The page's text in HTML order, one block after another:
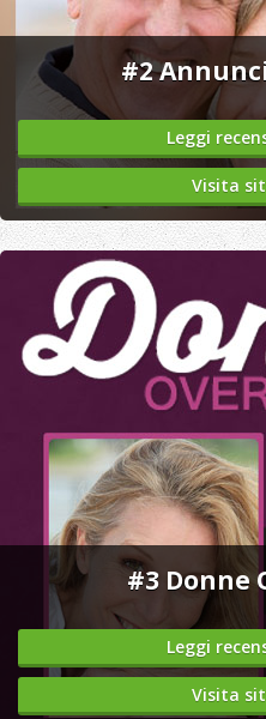
#2
Leggi
Visita
#3 Donne
Leggi
Visita